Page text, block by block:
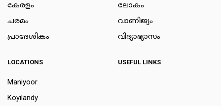
കേരളം
ചരമം
പ്രാദേശികം
ലോകം
വാണിജ്യം
വിദ്യാഭ്യാസം
LOCATIONS
Maniyoor
Koyilandy
USEFUL LINKS